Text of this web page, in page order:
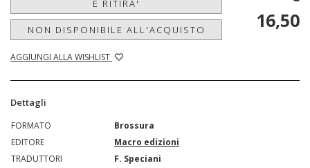
E RITIRA'
NON DISPONIBILE ALL'ACQUISTO
AGGIUNGI ALLA WISHLIST
16,50
Dettagli
FORMATO
Brossura
EDITORE
Macro edizioni
TRADUTTORI
F. Speciani